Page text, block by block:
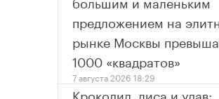
предложением на
рынке Москвы
1000 «квадратов»
7 августа 2026 18:29
Крокодил, лиса и удав: